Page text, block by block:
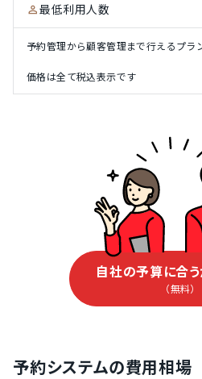
最低利用人数
予約管理から顧客管理まで行えるプラ
価格は全て税込表示です
自社の予算に合
（無料）
予約システムの費用相場